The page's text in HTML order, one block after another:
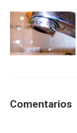
Comentarios